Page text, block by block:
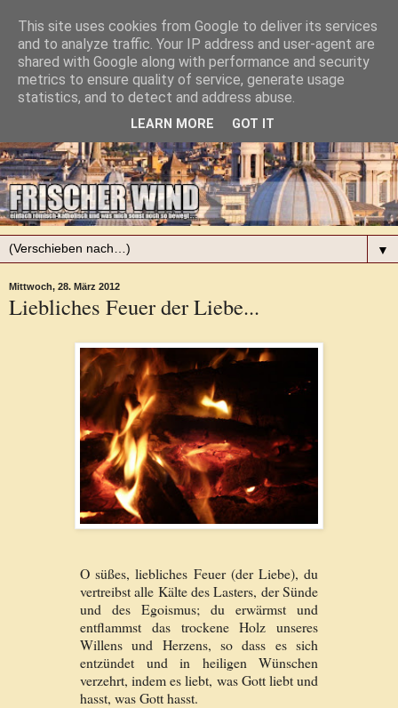
▼
Mittwoch, 28. März 2012
Liebliches Feuer der Liebe...
O süßes, liebliches Feuer (der Liebe), du
vertreibst alle Kälte des Lasters, der Sünde
und des Egoismus; du erwärmst und
entflammst das trockene Holz unseres
Willens und Herzens, so dass es sich
entzündet und in heiligen Wünschen
verzehrt, indem es liebt, was Gott liebt und
hasst, was Gott hasst.
This site uses cookies from Google to deliver its services
and to analyze traffic. Your IP address and user-agent are
shared with Google along with performance and security
metrics to ensure quality of service, generate usage
statistics, and to detect and address abuse.
LEARN MORE GOT IT